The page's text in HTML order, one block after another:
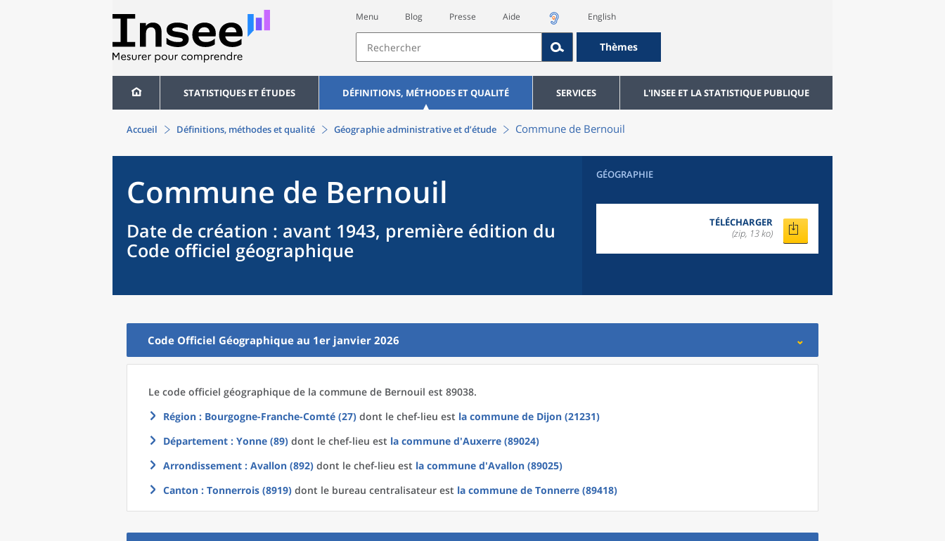
Menu Blog Presse Aide English
Thèmes
STATISTIQUES ET ÉTUDES DÉFINITIONS, MÉTHODES ET QUALITÉ SERVICES L'INSEE ET LA STATISTIQUE PUBLIQUE
Accueil Définitions, méthodes et qualité Géographie administrative et d’étude Commune de Bernouil
Commune de Bernouil
Date de création : avant 1943, première édition du
Code officiel géographique
GÉOGRAPHIE
TÉLÉCHARGER
(zip, 13 ko)
Code Officiel Géographique au 1er janvier 2026
Le code officiel géographique de la commune de Bernouil est 89038.
Région : Bourgogne-Franche-Comté (27) dont le chef-lieu est la commune de Dijon (21231)
Département : Yonne (89) dont le chef-lieu est la commune d'Auxerre (89024)
Arrondissement : Avallon (892) dont le chef-lieu est la commune d'Avallon (89025)
Canton : Tonnerrois (8919) dont le bureau centralisateur est la commune de Tonnerre (89418)